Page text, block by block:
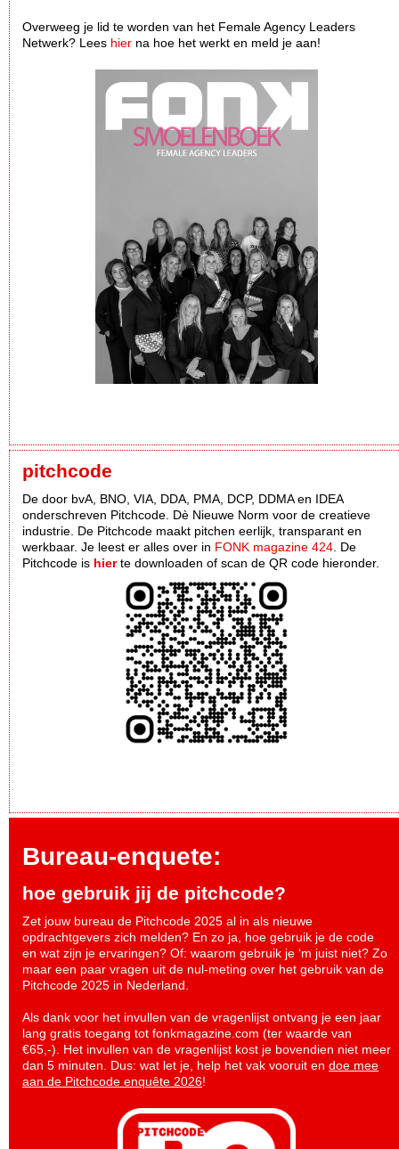
Overweeg je lid te worden van het Female Agency Leaders
Netwerk? Lees hier na hoe het werkt en meld je aan!
pitchcode
De door bvA, BNO, VIA, DDA, PMA, DCP, DDMA en IDEA
onderschreven Pitchcode. Dè Nieuwe Norm voor de creatieve
industrie. De Pitchcode maakt pitchen eerlijk, transparant en
werkbaar. Je leest er alles over in FONK magazine 424 . De
Pitchcode is hierte downloaden of scan de QR code hieronder.
Bureau-enquete:
hoe gebruik jij de pitchcode?
Zet jouw bureau de Pitchcode 2025 al in als nieuwe
opdrachtgevers zich melden? En zo ja, hoe gebruik je de code
en wat zijn je ervaringen? Of: waarom gebruik je ‘m juist niet? Zo
maar een paar vragen uit de nul-meting over het gebruik van de
Pitchcode 2025 in Nederland.
Als dank voor het invullen van de vragenlijst ontvang je een jaar
lang gratis toegang tot fonkmagazine.com (ter waarde van
€65,-). Het invullen van de vragenlijst kost je bovendien niet meer
dan 5 minuten. Dus: wat let je, help het vak vooruit en doe mee
aan de Pitchcode enquête 2026!